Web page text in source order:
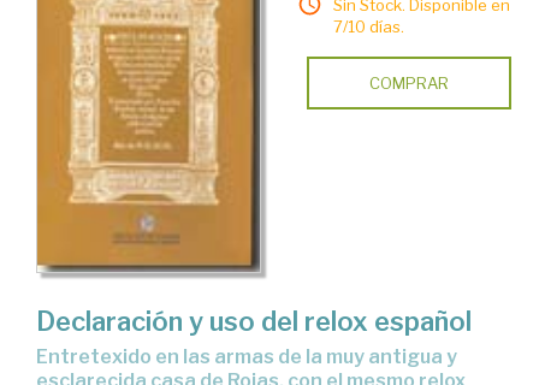
Sin Stock. Disponible en
7/10 días.
COMPRAR
Declaración y uso del relox español
entretexido en las armas de la muy antigua y